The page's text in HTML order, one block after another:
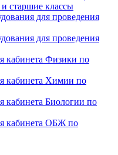
старшие классы
для проведения
для проведения
кабинета Физики по
кабинета Химии по
кабинета Биологии по
кабинета ОБЖ по